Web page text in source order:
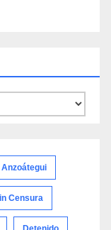
Anzoátegui
Censura